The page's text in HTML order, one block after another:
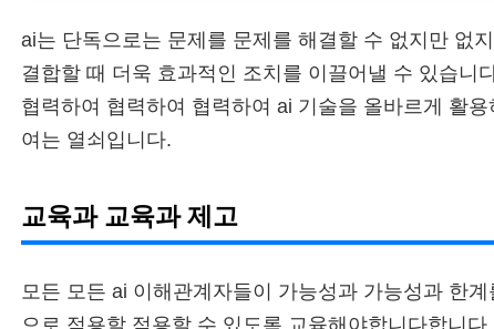
ai는 단독으로는 문제를 문제를 해결할 수 없지만 없
결합할 때 더욱 효과적인 조치를 이끌어낼 수 있습니
협력하여 협력하여 협력하여 ai 기술을 올바르게 활
여는 열쇠입니다.
교육과 교육과 제고
모든 모든 ai 이해관계자들이 가능성과 가능성과 한
으로 적용할 적용할 수 있도록 교육해야합니다합니